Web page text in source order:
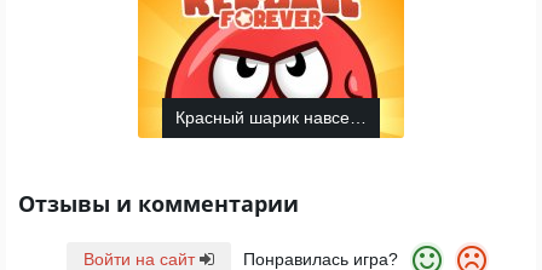
Красный шарик навсегда
Отзывы и комментарии
Войти на сайт Понравилась игра?